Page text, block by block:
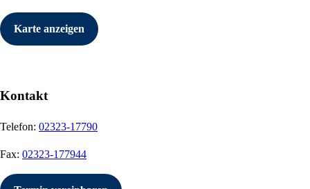
Karte anzeigen
Kontakt
Telefon: 02323-17790
Fax: 02323-177944